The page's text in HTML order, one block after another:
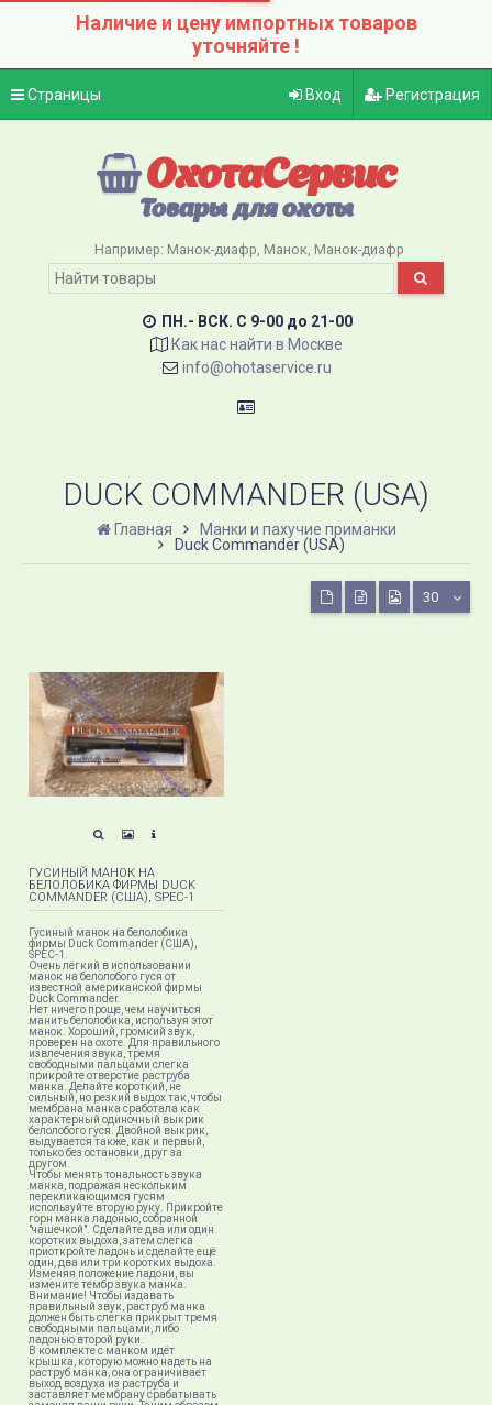
Наличие и цену импортных товаров
уточняйте !
Страницы Вход Регистрация
ОхотаСервис
Товары для охоты
Например: Манок-диафр Манок Манок-диафр
ПН.- ВСК. C 9-00 до 21-00
Как нас найти в Москве
info@ohotaservice.ru
DUCK COMMANDER (USA)
Главная
Манки и пахучие приманки
Duck Commander (USA)
30
ГУСИНЫЙ МАНОК НА
БЕЛОЛОБИКА ФИРМЫ DUCK
COMMANDER (США), SPEC-1
Гусиный манок на белолобика
фирмы Duck Commander (США),
SPEC-1.
Очень лёгкий в использовании
манок на белолобого гуся от
известной американской фирмы
Duck Commander.
Нет ничего проще, чем научиться
манить белолобика, используя этот
манок. Хороший, громкий звук,
проверен на охоте. Для правильного
извлечения звука, тремя
свободными пальцами слегка
прикройте отверстие раструба
манка. Делайте короткий, не
сильный, но резкий выдох так, чтобы
мембрана манка сработала как
характерный одиночный выкрик
белолобого гуся. Двойной выкрик,
выдувается также, как и первый,
только без остановки, друг за
другом.
Чтобы менять тональность звука
манка, подражая нескольким
перекликающимся гусям
используйте вторую руку. Прикройте
горн манка ладонью, собранной
"чашечкой". Сделайте два или один
коротких выдоха, затем слегка
приоткройте ладонь и сделайте ещё
один, два или три коротких выдоха.
Изменяя положение ладони, вы
измените тембр звука манка.
Внимание! Чтобы издавать
правильный звук, раструб манка
должен быть слегка прикрыт тремя
свободными пальцами, либо
ладонью второй руки.
В комплекте с манком идёт
крышка, которую можно надеть на
раструб манка, она ограничивает
выход воздуха из раструба и
заставляет мембрану срабатывать